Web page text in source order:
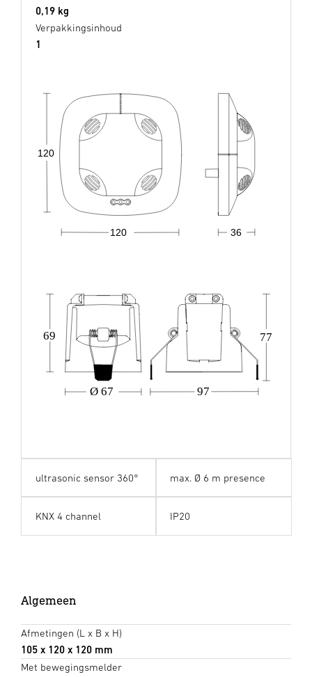
0,19 kg
Verpakkingsinhoud
1
36
120
120
Ø 67 97
69 77
ultrasonic sensor 360° max. Ø 6 m presence
KNX 4 channel IP20
Algemeen
Afmetingen (L x B x H)
105 x 120 x 120 mm
Met bewegingsmelder